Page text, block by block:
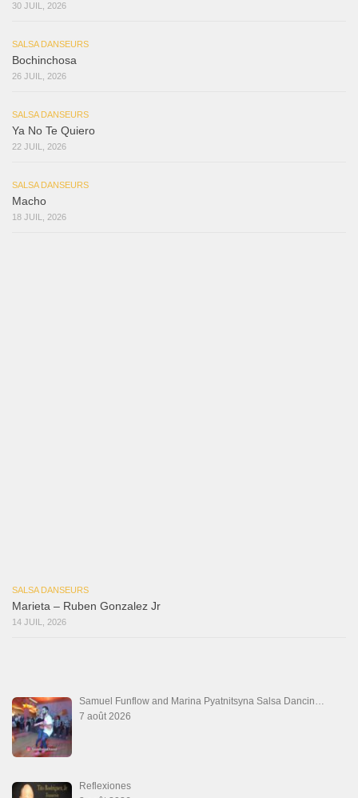
30 JUIL, 2026
SALSA DANSEURS
Bochinchosa
26 JUIL, 2026
SALSA DANSEURS
Ya No Te Quiero
22 JUIL, 2026
SALSA DANSEURS
Macho
18 JUIL, 2026
Ya No Te Quiero
22 juillet 2026
Macho